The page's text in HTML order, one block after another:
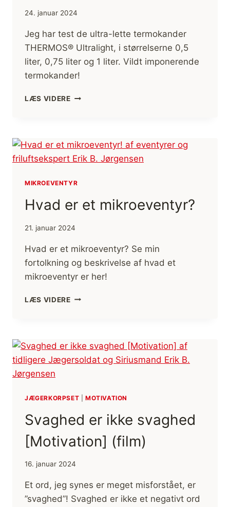
24. januar 2024
Jeg har test de ultra-lette termokander
THERMOS® Ultralight, i størrelserne 0,5
liter, 0,75 liter og 1 liter. Vildt imponerende
termokander!
LÆS VIDERELETVÆGT
[ANMELDELSE]
MIKROEVENTYR
Hvad er et mikroeventyr?
21. januar 2024
Hvad er et mikroeventyr? Se min
fortolkning og beskrivelse af hvad et
mikroeventyr er her!
LÆS VIDEREHVAD
JÆGERKORPSET MOTIVATION
Svaghed er ikke svaghed
[Motivation] (film)
16. januar 2024
Et ord, jeg synes er meget misforstået, er
”svaghed”! Svaghed er ikke et negativt ord